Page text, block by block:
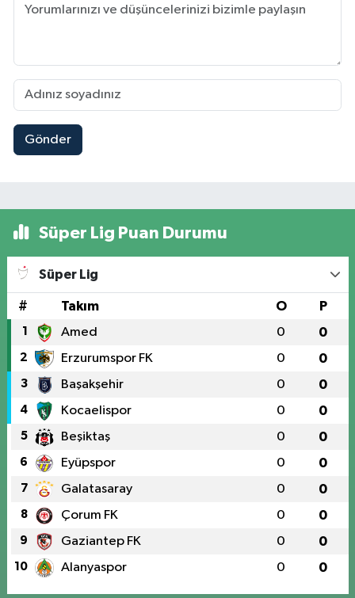
Gönder
Süper Lig Puan Durumu
Süper Lig
# Takım O P
1 Amed 0 0
2 Erzurumspor FK 0 0
3 Başakşehir 0 0
4 Kocaelispor 0 0
5 Beşiktaş 0 0
6 Eyüpspor 0 0
7 Galatasaray 0 0
8 Çorum FK 0 0
9 Gaziantep FK 0 0
10 Alanyaspor 0 0